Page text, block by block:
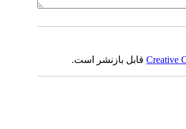
Creativeقابل بازنشر است.